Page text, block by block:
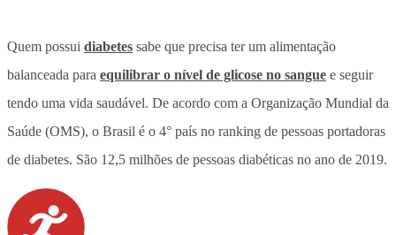
Quem possui diabetes sabe que precisa ter um alimentação
balanceada para equilibrar o nível de glicose no sangue e seguir
tendo uma vida saudável. De acordo com a Organização Mundial da
Saúde (OMS), o Brasil é o 4° país no ranking de pessoas portadoras
de diabetes. São 12,5 milhões de pessoas diabéticas no ano de 2019.